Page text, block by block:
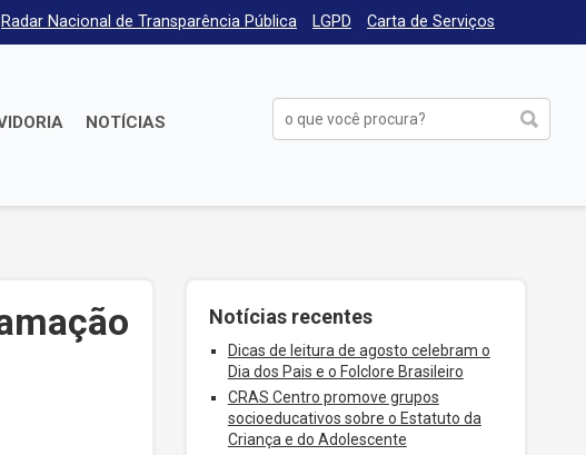
Radar Nacional de Transparência Pública LGPD Carta de Serviços
NOTÍCIAS
Notícias recentes
Dicas de leitura de agosto celebram o
Dia dos Pais e o Folclore Brasileiro
CRAS Centro promove grupos
socioeducativos sobre o Estatuto da
Criança e do Adolescente